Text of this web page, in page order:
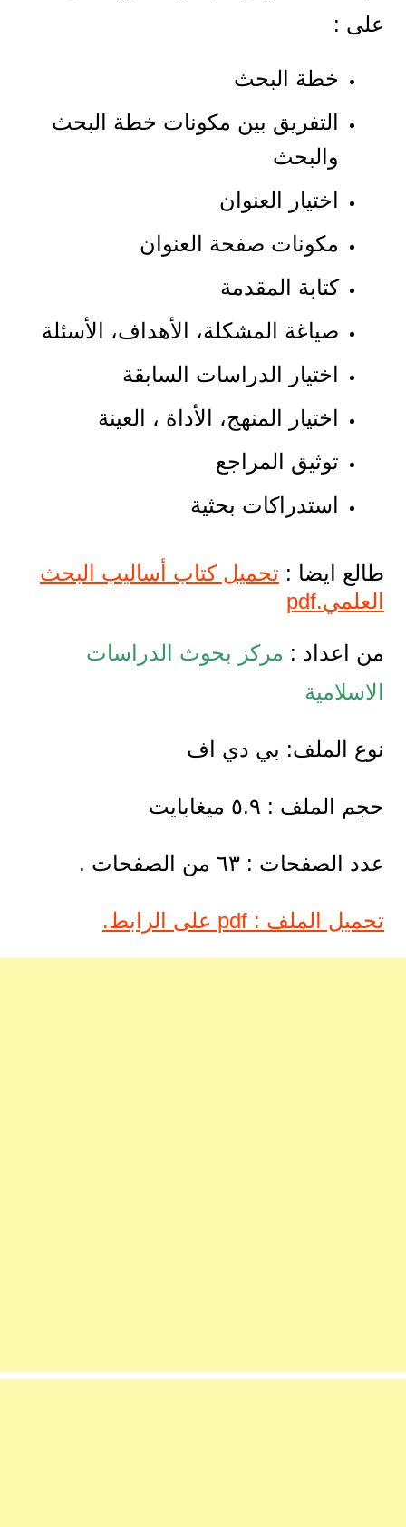
على :
خطة البحث
التفريق بين مكونات خطة البحث
والبحث
اختيار العنوان
مكونات صفحة العنوان
كتابة المقدمة
صياغة المشكلة، الأهداف، الأسئلة
اختيار الدراسات السابقة
اختيار المنهج، الأداة ، العينة
توثيق المراجع
استدراكات بحثية
طالع ايضا : تحميل كتاب أساليب البحث
العلمي.pdf
من اعداد : مركز بحوث الدراسات
الاسلامية
نوع الملف: بي دي اف
حجم الملف : ٥.٩ ميغابايت
عدد الصفحات : ٦٣ من الصفحات .
تحميل الملف : pdf على الرابط.